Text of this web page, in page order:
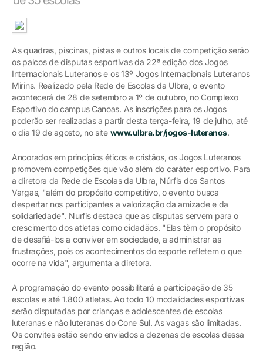
As quadras, piscinas, pistas e outros locais de competição serão
os palcos de disputas esportivas da 22ª edição dos Jogos
Internacionais Luteranos e os 13º Jogos Internacionais Luteranos
Mirins. Realizado pela Rede de Escolas da Ulbra, o evento
acontecerá de 28 de setembro a 1º de outubro, no Complexo
Esportivo do campus Canoas. As inscrições para os Jogos
poderão ser realizadas a partir desta terça-feira, 19 de julho, até
o dia 19 de agosto, no site www.ulbra.br/jogos-luteranos.
Ancorados em princípios éticos e cristãos, os Jogos Luteranos
promovem competições que vão além do caráter esportivo. Para
a diretora da Rede de Escolas da Ulbra, Núrfis dos Santos
Vargas, "além do propósito competitivo, o evento busca
despertar nos participantes a valorização da amizade e da
solidariedade". Nurfis destaca que as disputas servem para o
crescimento dos atletas como cidadãos. "Elas têm o propósito
de desafiá-los a conviver em sociedade, a administrar as
frustrações, pois os acontecimentos do esporte refletem o que
ocorre na vida", argumenta a diretora.
A programação do evento possibilitará a participação de 35
escolas e até 1.800 atletas. Ao todo 10 modalidades esportivas
serão disputadas por crianças e adolescentes de escolas
luteranas e não luteranas do Cone Sul. As vagas são limitadas.
Os convites estão sendo enviados a dezenas de escolas dessa
região.